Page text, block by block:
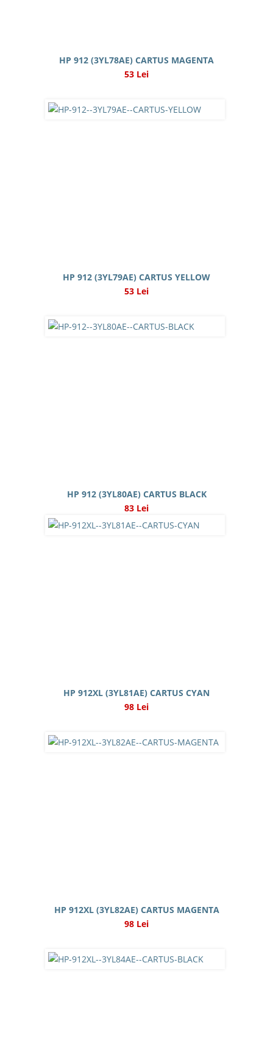
HP 912 (3YL78AE) CARTUS MAGENTA
53 Lei
HP 912 (3YL79AE) CARTUS YELLOW
53 Lei
HP 912 (3YL80AE) CARTUS BLACK
83 Lei
HP 912XL (3YL81AE) CARTUS CYAN
98 Lei
HP 912XL (3YL82AE) CARTUS MAGENTA
98 Lei